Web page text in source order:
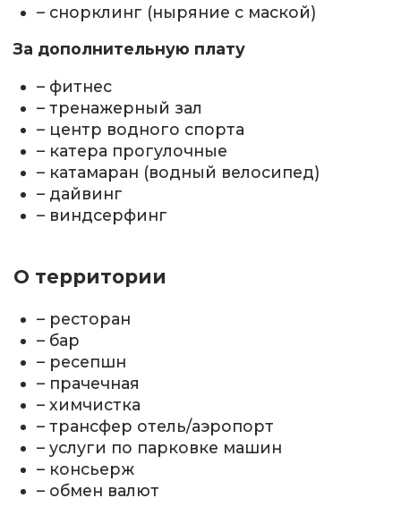
– снорклинг (ныряние с маской)
За дополнительную плату
– фитнес
– тренажерный зал
– центр водного спорта
– катера прогулочные
– катамаран (водный велосипед)
– дайвинг
– виндсерфинг
О территории
– ресторан
– бар
– ресепшн
– прачечная
– химчистка
– трансфер отель/аэропорт
– услуги по парковке машин
– консьерж
– обмен валют